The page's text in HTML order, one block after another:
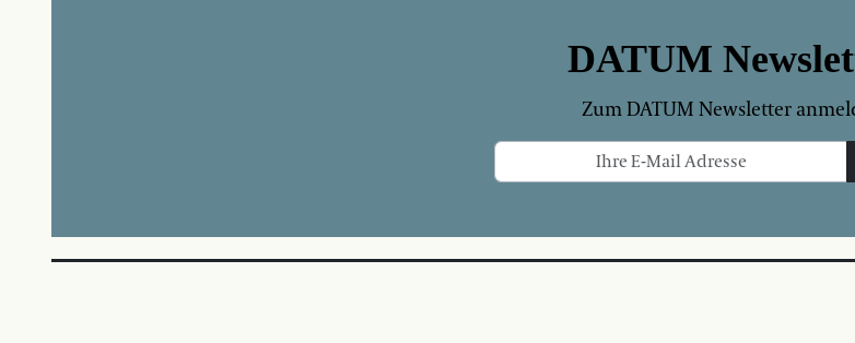
DATUM
Zum DATUM Newsletter